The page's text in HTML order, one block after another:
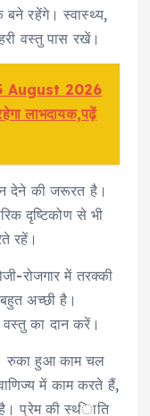
बने रहेंगे। स्‍वास्‍थ्‍य,
वस्‍तु पास रखें।
August 2026
लाभदायक,पढ़ें
देने की जरूरत है।
दृष्टिकोण से भी
रहें।
रोजगार में तरक्‍की
अच्‍छी है।
का दान करें।
रुका हुआ काम चल
में काम करते हैं,
प्रेम की स्थ्‍िाति